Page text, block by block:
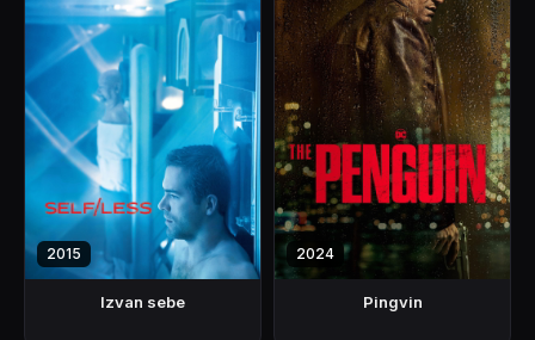
2015
Izvan sebe
2024
Pingvin